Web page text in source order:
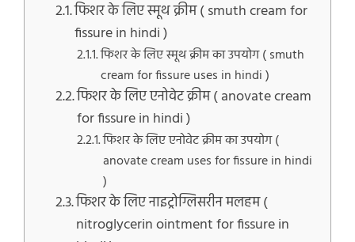
फिशर के लिए स्मूथ क्रीम ( smuth cream for
fissure in hindi )
फिशर के लिए स्मूथ क्रीम का उपयोग ( smuth
cream for fissure uses in hindi )
फिशर के लिए एनोवेट क्रीम ( anovate cream
for fissure in hindi )
फिशर के लिए एनोवेट क्रीम का उपयोग (
anovate cream uses for fissure in hindi
)
फिशर के लिए नाइट्रोग्लिसरीन मलहम (
nitroglycerin ointment for fissure in